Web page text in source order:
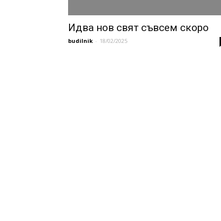
Идва нов свят съвсем скоро
budilnik - 18/02/2025